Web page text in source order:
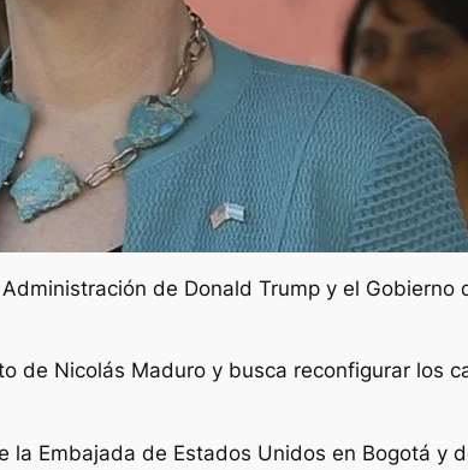
de Donald Trump y el
de Nicolás Maduro y busca reconfigurar los
la Embajada de Estados Unidos en Bogotá y